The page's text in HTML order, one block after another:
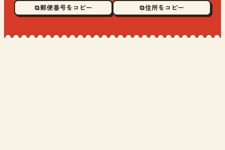
⧉ 郵便番号をコピー ⧉ 住所をコピー